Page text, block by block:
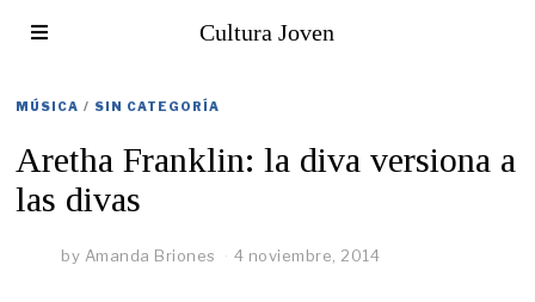
Cultura Joven
MÚSICA / SIN CATEGORÍA
Aretha Franklin: la diva versiona a
las divas
by Amanda Briones 4 noviembre, 2014